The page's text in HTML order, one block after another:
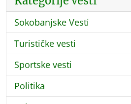
Sokobanjske Vesti
Turističke vesti
Sportske vesti
Politika